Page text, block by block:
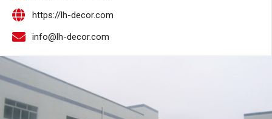
https://lh-decor.com
info@lh-decor.com